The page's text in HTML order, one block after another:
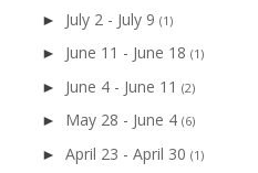
► July 2 - July 9 (1)
► June 11 - June 18 (1)
► June 4 - June 11 (2)
► May 28 - June 4 (6)
► April 23 - April 30 (1)